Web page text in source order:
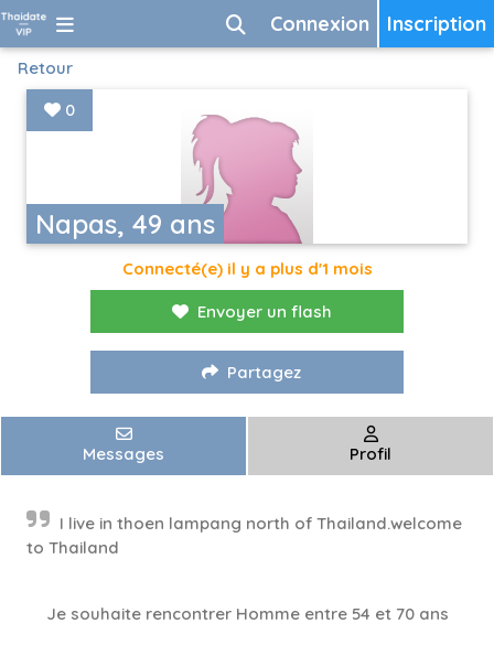
Inscription
Connexion
Retour
Napas, 49 ans
0
Connecté(e) il y a plus d'1 mois
Envoyer un flash
Partagez
Messages Profil
I live in thoen lampang north of Thailand.welcome
to Thailand
Je souhaite rencontrer Homme entre 54 et 70 ans